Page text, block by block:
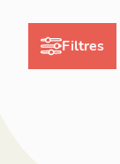
Filtres